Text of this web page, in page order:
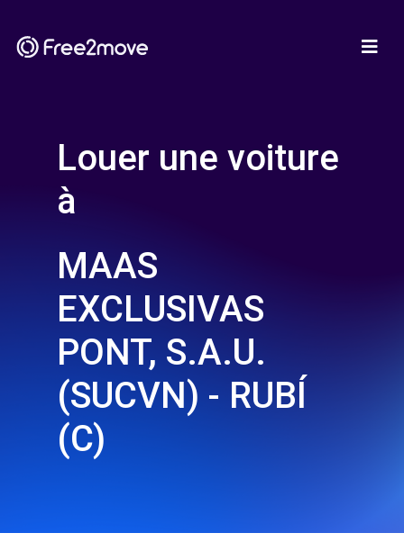
Louer une voiture
à
MAAS
EXCLUSIVAS
PONT, S.A.U.
(SUCVN) - RUBÍ
(C)